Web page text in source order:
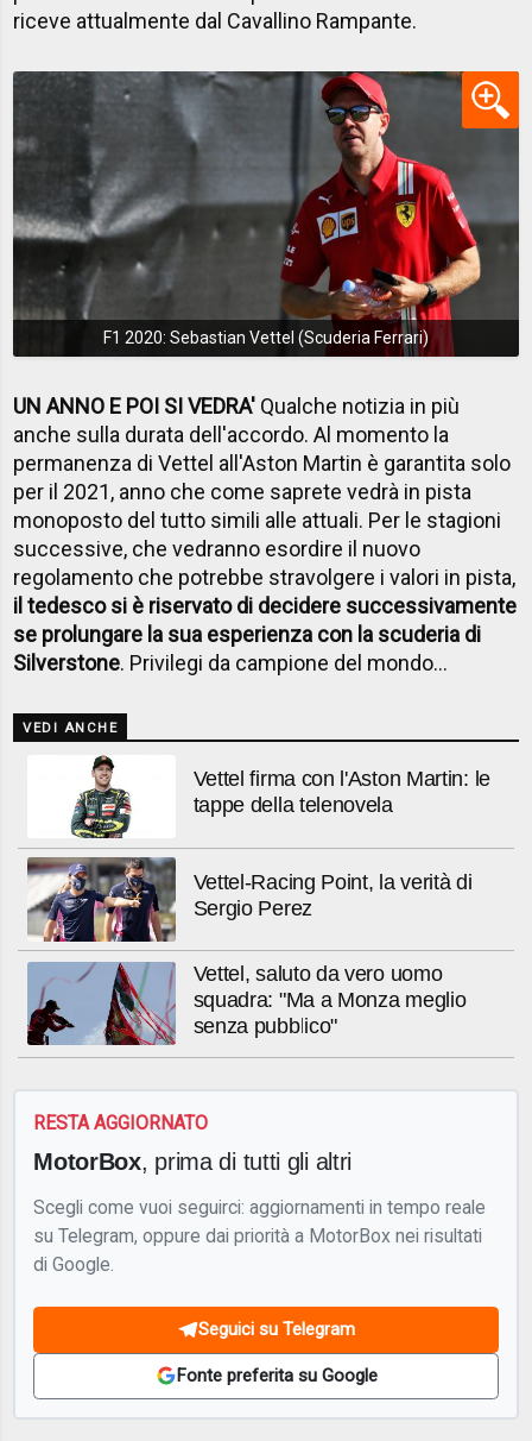
riceve attualmente dal Cavallino Rampante.
F1 2020: Sebastian Vettel (Scuderia Ferrari)
UN ANNO E POI SI VEDRA' Qualche notizia in più
anche sulla durata dell'accordo. Al momento la
permanenza di Vettel all'Aston Martin è garantita solo
per il 2021, anno che come saprete vedrà in pista
monoposto del tutto simili alle attuali. Per le stagioni
successive, che vedranno esordire il nuovo
regolamento che potrebbe stravolgere i valori in pista,
il tedesco si è riservato di decidere successivamente
se prolungare la sua esperienza con la scuderia di
Silverstone. Privilegi da campione del mondo...
VEDI ANCHE
Vettel firma con l'Aston Martin: le
tappe della telenovela
Vettel-Racing Point, la verità di
Sergio Perez
Vettel, saluto da vero uomo
squadra: "Ma a Monza meglio
senza pubblico"
RESTA AGGIORNATO
MotorBox, prima di tutti gli altri
Scegli come vuoi seguirci: aggiornamenti in tempo reale
su Telegram, oppure dai priorità a MotorBox nei risultati
di Google.
Seguici su Telegram
Fonte preferita su Google